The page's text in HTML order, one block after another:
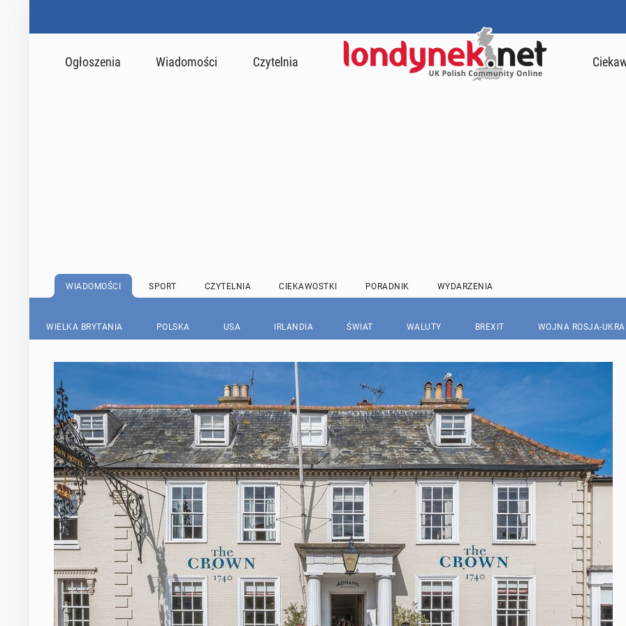
Ogłoszenia Wiadomości Czytelnia
WIADOMOŚCI SPORT CZYTELNIA CIEKAWOSTKI PORADNIK WYDARZENIA
WIELKA BRYTANIA POLSKA USA IRLANDIA ŚWIAT WALUTY BREXIT WOJNA ROSJA-